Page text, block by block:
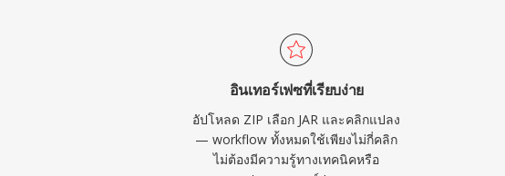
อินเทอร์เฟซที่เรียบง่าย
อัปโหลด ZIP เลือก JAR และคลิกแปลง
— workflow ทั้งหมดใช้เพียงไม่กี่คลิก
ไม่ต้องมีความรู้ทางเทคนิคหรือ